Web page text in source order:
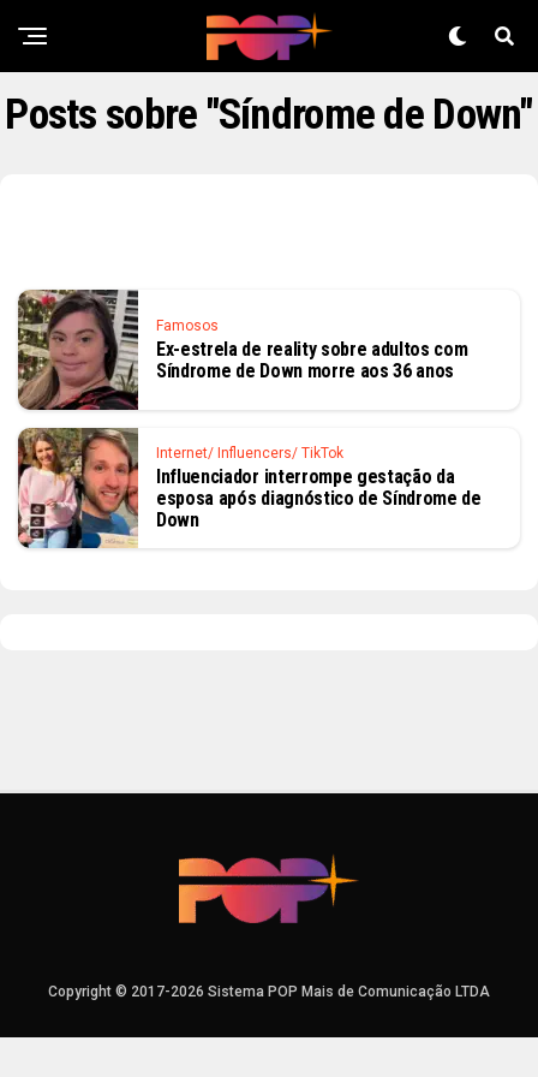
Posts sobre "Síndrome de Down"
Famosos
Ex-estrela de reality sobre adultos com
Síndrome de Down morre aos 36 anos
Internet/ Influencers/ TikTok
Influenciador interrompe gestação da
esposa após diagnóstico de Síndrome de
Down
Copyright © 2017-2026 Sistema POP Mais de Comunicação LTDA